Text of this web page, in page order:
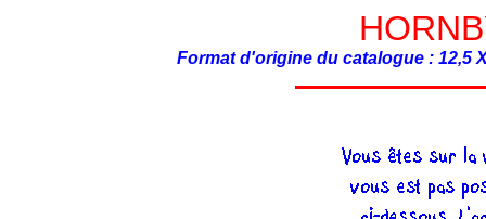
Format d'origine du catalogue : 12,5